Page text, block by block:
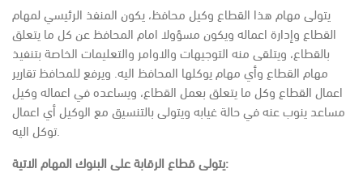
يتولى مهام هذا القطاع وكيل محافظ، يكون المنفذ الرئيسي لمهام
القطاع وإدارة اعماله ويكون مسؤولا امام المحافظ عن كل ما يتعلق
بالقطاع، ويتلقى منه التوجيهات والاوامر والتعليمات الخاصة بتنفيذ
مهام القطاع وأي مهام يوكلها المحافظ اليه. ويرفع للمحافظ تقارير
اعمال القطاع وكل ما يتعلق بعمل القطاع، ويساعده في اعماله وكيل
مساعد ينوب عنه في حالة غيابه ويتولى بالتنسيق مع الوكيل أي اعمال
توكل اليه.
يتولى قطاع الرقابة على البنوك المهام الاتية: